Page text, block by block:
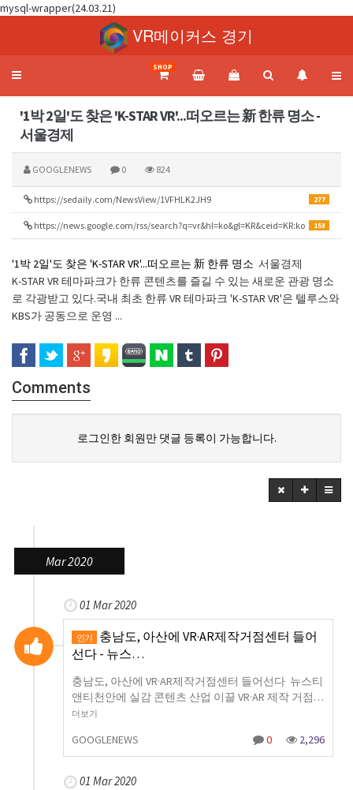
mysql-wrapper(24.03.21)
VR메이커스 경기
Toggle
SHOP
'1박 2일'도 찾은 'K-STAR VR'...떠오르는 新 한류 명소 -
서울경제
GOOGLENEWS 0 824
277
https://sedaily.com/NewsView/1VFHLK2JH9
153
https://news.google.com/rss/search?q=vr&hl=ko&gl=KR&ceid=KR:ko
'1박 2일'도 찾은 'K-STAR VR'...떠오르는 新 한류 명소 서울경제
K-STAR VR 테마파크가 한류 콘텐츠를 즐길 수 있는 새로운 관광 명소
로 각광받고 있다.국내 최초 한류 VR 테마파크 'K-STAR VR'은 텔루스와
KBS가 공동으로 운영 ...
Comments
로그인한 회원만 댓글 등록이 가능합니다.
Mar 2020
01 Mar 2020
인기
충남도, 아산에 VR·AR제작거점센터 들어
선다 - 뉴스…
충남도, 아산에 VR·AR제작거점센터 들어선다 뉴스티
앤티천안에 실감 콘텐츠 산업 이끌 VR·AR 제작 거점…
더보기
GOOGLENEWS 0 2,296
01 Mar 2020